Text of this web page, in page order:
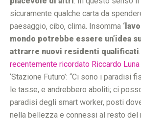
sicuramente qualche carta da
paesaggio, cibo, clima. Insomma
mondo potrebbe essere un’idea
attrarre nuovi residenti qualificati.
recentemente ricordato Riccardo Luna
‘Stazione Futuro’: “Ci sono i paradisi
le tasse, e andrebbero aboliti; ci
paradisi degli smart worker, posti
nella bellezza e connessi al resto del